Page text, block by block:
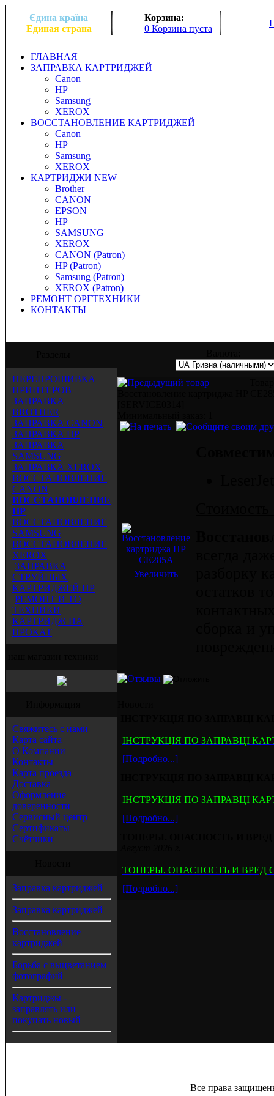
Єдина країна
Единая страна
Корзина:
0 Корзина пуста
ГЛАВНАЯ
ЗАПРАВКА КАРТРИДЖЕЙ
Canon
HP
Samsung
XEROX
ВОССТАНОВЛЕНИЕ КАРТРИДЖЕЙ
Canon
HP
Samsung
XEROX
КАРТРИДЖИ NEW
Brother
CANON
EPSON
HP
SAMSUNG
XEROX
CANON (Patron)
HP (Patron)
Samsung (Patron)
XEROX (Patron)
РЕМОНТ ОРГТЕХНИКИ
КОНТАКТЫ
ПЕРЕПРОШИВКА
ПРИНТЕРОВ
ЗАПРАВКА
BROTHER
ЗАПРАВКА CANON
ЗАПРАВКА HP
ЗАПРАВКА
SAMSUNG
ЗАПРАВКА XEROX
ВОССТАНОВЛЕНИЕ
CANON
ВОССТАНОВЛЕНИЕ
HP
ВОССТАНОВЛЕНИЕ
SAMSUNG
ВОССТАНОВЛЕНИЕ
XEROX
ЗАПРАВКА
СТРУЙНЫХ
КАРТРИДЖЕЙ HP
РЕМОНТ И ТО
ТЕХНИКИ
КАРТРИДЖ НА
ПРОКАТ
Свяжитесь с нами
Карта сайта
О Компании
Контакты
Карта проезда
Доставка
Оформление
доверенности
Сервисный центр
Сертификаты
Счётчики
Заправка картриджей
Заправка картриджей
Восстановление
картриджей
Борьба с выцветанием
фотографий
Картриджы -
заправлять или
покупать новый
Увеличить
ІНСТРУКЦІЯ ПО ЗАПРАВЦІ
[Подробно...]
ІНСТРУКЦІЯ ПО ЗАПРАВЦІ
[Подробно...]
ТОНЕРЫ. ОПАСНОСТЬ И ВРЕД
[Подробно...]
Все права